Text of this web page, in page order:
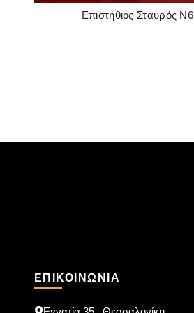
READ MORE
Επιστήθιος Σταυρός Ν6
ΕΠΙΚΟΙΝΩΝΊΑ